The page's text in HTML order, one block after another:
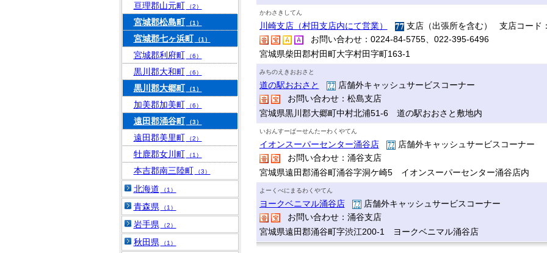
かわさきしてん
川崎支店（村田支店内にて営業）
支店（出張所を含む） 支店コード
お問い合わせ：0224-84-5755、022-395-6496
宮城県柴田郡村田町大字村田字町163-1
みちのえきおおさと
道の駅おおさと
店舗外キャッシュサービスコーナー
お問い合わせ：松島支店
宮城県黒川郡大郷町中村北浦51-6 道の駅おおさと敷地内
いおんすーぱーせんたーわくやてん
イオンスーパーセンター涌谷店
店舗外キャッシュサービスコーナー
お問い合わせ：涌谷支店
宮城県遠田郡涌谷町涌谷字洞ケ崎5 イオンスーパーセンター涌谷店内
よーくべにまるわくやてん
ヨークベニマル涌谷店
店舗外キャッシュサービスコーナー
お問い合わせ：涌谷支店
宮城県遠田郡涌谷町字渋江200-1 ヨークベニマル涌谷店
亘理郡山元町 （2）
宮城郡松島町 （1）
宮城郡七ヶ浜町 （1）
宮城郡利府町 （6）
黒川郡大和町 （6）
黒川郡大郷町 （1）
加美郡加美町 （6）
遠田郡涌谷町 （3）
遠田郡美里町 （2）
牡鹿郡女川町 （1）
本吉郡南三陸町 （3）
北海道 （1）
青森県 （1）
岩手県 （2）
秋田県 （1）